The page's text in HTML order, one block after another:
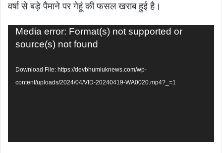
वर्षा से बड़े पैमाने पर गेहूं की फसल खराब हुई है।
Video
Player
Media error: Format(s) not supported or
source(s) not found
Download File: https://devbhumiuknews.com/wp-
content/uploads/2024/04/VID-20240419-WA0020.mp4?_=1